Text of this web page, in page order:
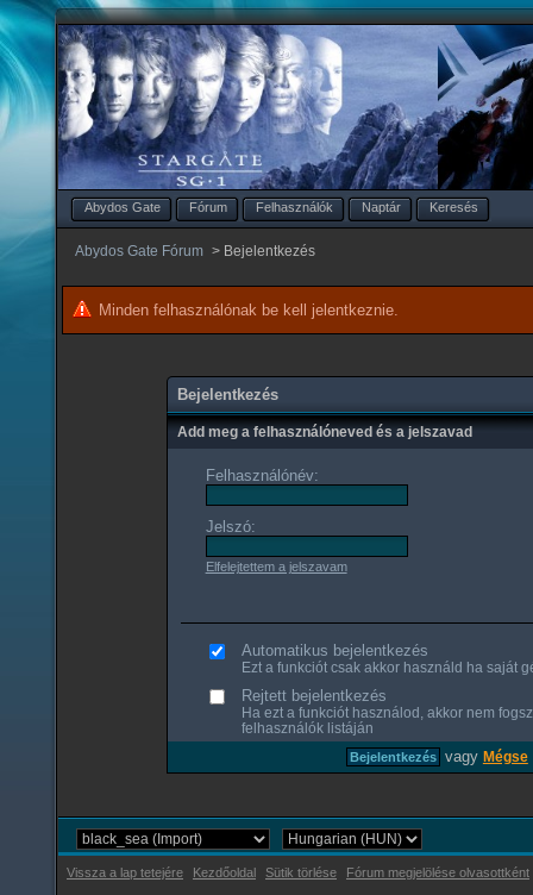
Abydos Gate Fórum Felhasználók Naptár Keresés
Abydos Gate Fórum > Bejelentkezés
Minden felhasználónak be kell jelentkeznie.
Bejelentkezés
Add meg a felhasználóneved és a jelszavad
Felhasználónév:
Jelszó:
Elfelejtettem a jelszavam
Automatikus bejelentkezés
Ezt a funkciót csak akkor használd ha saját
Rejtett bejelentkezés
Ha ezt a funkciót használod, akkor nem
felhasználók listáján
vagy Mégse
Vissza a lap tetejére Kezdőoldal Sütik törlése Fórum megjelölése olvasottként